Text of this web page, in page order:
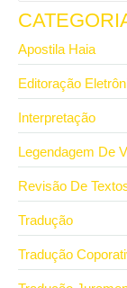
Apostila Haia
Editoração
Interpretação
Legendagem De
Revisão De
Tradução
Tradução